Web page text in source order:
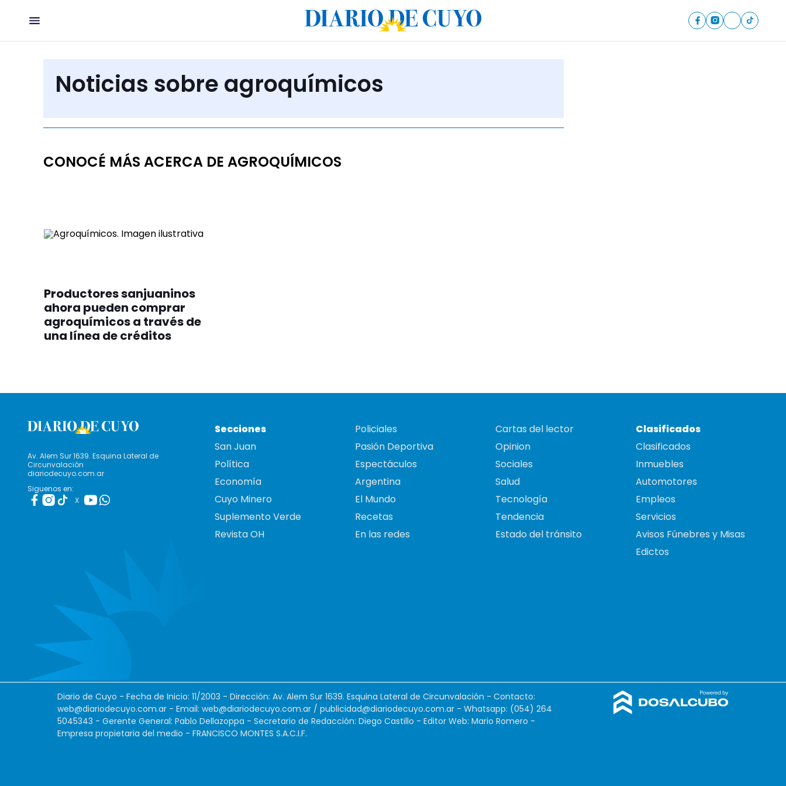
Noticias sobre agroquímicos
CONOCÉ MÁS ACERCA DE AGROQUÍMICOS
Productores sanjuaninos
ahora pueden comprar
agroquímicos a través de
una línea de créditos
Av. Alem Sur 1639. Esquina Lateral de
Circunvalación
diariodecuyo.com.ar
Siguenos en:
X
Secciones
San Juan
Política
Economía
Cuyo Minero
Suplemento Verde
Revista OH
Policiales
Pasión Deportiva
Espectáculos
Argentina
El Mundo
Recetas
En las redes
Cartas del lector
Opinion
Sociales
Salud
Tecnología
Tendencia
Estado del tránsito
Clasificados
Clasificados
Inmuebles
Automotores
Empleos
Servicios
Avisos Fúnebres y Misas
Edictos
Diario de Cuyo - Fecha de Inicio: 11/2003 - Dirección: Av. Alem Sur 1639. Esquina Lateral de Circunvalación - Contacto:
web@diariodecuyo.com.ar - Email: web@diariodecuyo.com.ar / publicidad@diariodecuyo.com.ar - Whatsapp: (054) 264
5045343 - Gerente General: Pablo Dellazoppa - Secretario de Redacción: Diego Castillo - Editor Web: Mario Romero -
Empresa propietaria del medio - FRANCISCO MONTES S.A.C.I.F.